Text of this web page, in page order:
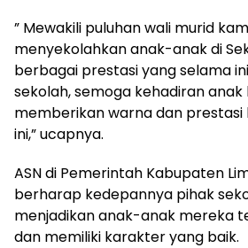
” Mewakili puluhan wali murid
menyekolahkan anak-anak di
berbagai prestasi yang selama
sekolah, semoga kehadiran anak
memberikan warna dan prestasi
ini,” ucapnya.
ASN di Pemerintah Kabupaten
berharap kedepannya pihak
menjadikan anak-anak mereka
dan memiliki karakter yang baik.